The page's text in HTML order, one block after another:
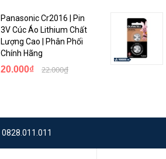
Panasonic Cr2016 | Pin
3V Cúc Áo Lithium Chất
Lượng Cao | Phân Phối
Chính Hãng
20.000₫ 22.000₫
0828.011.011